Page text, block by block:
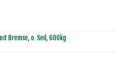
Bremse, o. Seil, 600kg